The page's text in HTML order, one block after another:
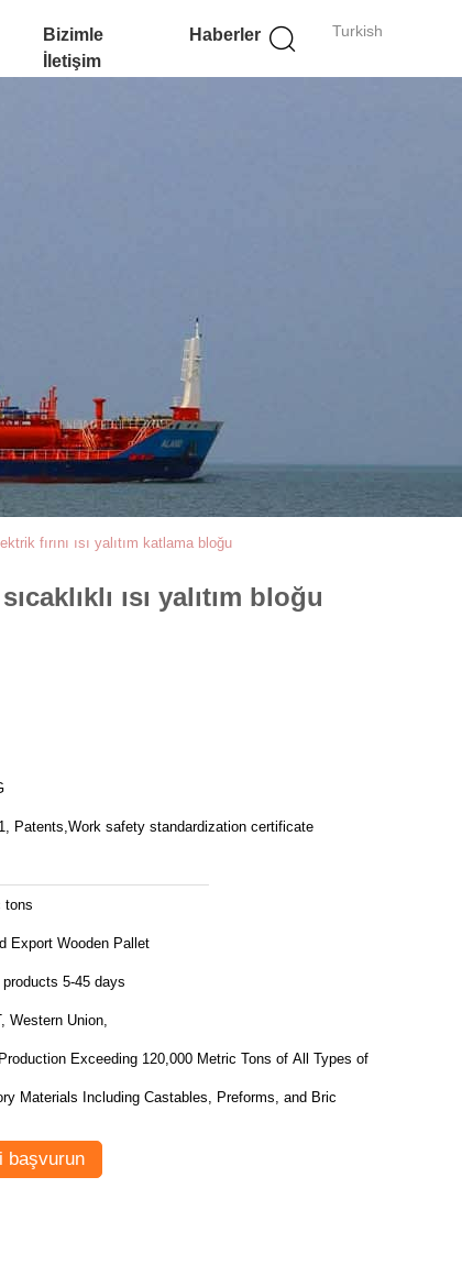
Turkish
Bizimle
İletişim
Haberler
fırını ısı yalıtım katlama bloğu
ısı yalıtım bloğu
Patents,Work safety standardization certificate
tons
Export Wooden Pallet
5-45 days
Western Union,
Exceeding 120,000 Metric Tons of All Types of
Materials Including Castables, Preforms, and Bric
başvurun